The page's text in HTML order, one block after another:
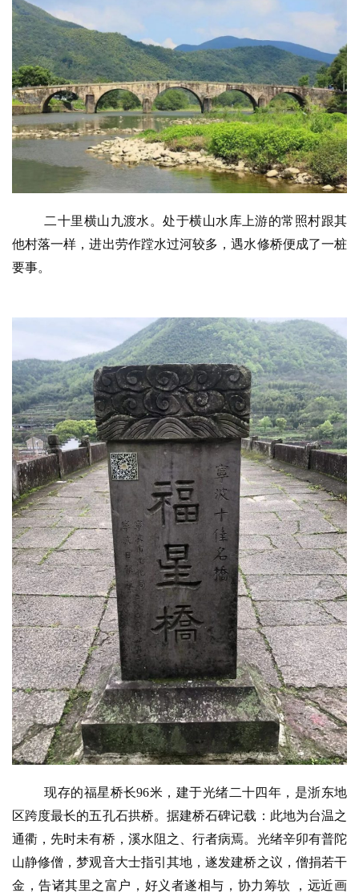
二十里横山九渡水。处于横山水库上游的常照村跟其
他村落一样，进出劳作蹚水过河较多，遇水修桥便成了一桩
要事。
现存的福星桥长96米，建于光绪二十四年，是浙东地
区跨度最长的五孔石拱桥。据建桥石碑记载：此地为台温之
通衢，先时未有桥，溪水阻之、行者病焉。光绪辛卯有普陀
山静修僧，梦观音大士指引其地，遂发建桥之议，僧捐若干
金，告诸其里之富户，好义者遂相与，协力筹欤 ，远近画